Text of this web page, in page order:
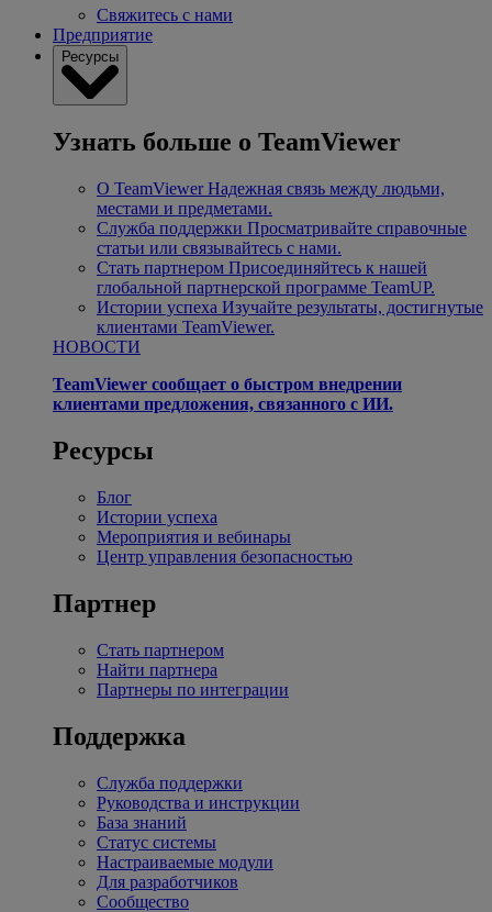
Свяжитесь с нами
Предприятие
Ресурсы
Узнать больше о TeamViewer
О TeamViewer Надежная связь между людьми,
местами и предметами.
Служба поддержки Просматривайте справочные
статьи или связывайтесь с нами.
Стать партнером Присоединяйтесь к нашей
глобальной партнерской программе TeamUP.
Истории успеха Изучайте результаты, достигнутые
клиентами TeamViewer.
НОВОСТИ
TeamViewer сообщает о быстром внедрении
клиентами предложения, связанного с ИИ.
Ресурсы
Блог
Истории успеха
Мероприятия и вебинары
Центр управления безопасностью
Партнер
Стать партнером
Найти партнера
Партнеры по интеграции
Поддержка
Служба поддержки
Руководства и инструкции
База знаний
Статус системы
Настраиваемые модули
Для разработчиков
Сообщество